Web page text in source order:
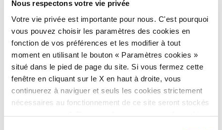
Nous respectons votre vie privée
Votre vie privée est importante pour nous. C'est pourquoi
vous pouvez choisir les paramètres des cookies en
fonction de vos préférences et les modifier à tout
moment en utilisant le bouton « Paramètres cookies »
situé dans le pied de page du site. Si vous fermez cette
fenêtre en cliquant sur le X en haut à droite, vous
continuerez à naviguer et seuls les cookies strictement
nécessaires au fonctionnement de ce site seront stockés
Informations sur l’accessibilité :
feelflorence.it